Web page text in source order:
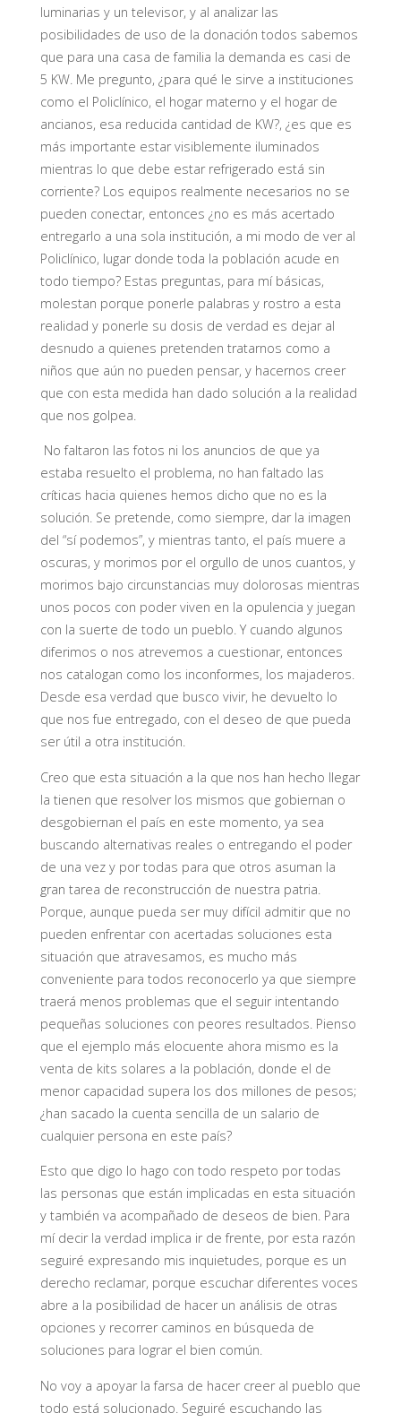
luminarias y un televisor, y al analizar las
posibilidades de uso de la donación todos sabemos
que para una casa de familia la demanda es casi de
5 KW. Me pregunto, ¿para qué le sirve a instituciones
como el Policlínico, el hogar materno y el hogar de
ancianos, esa reducida cantidad de KW?, ¿es que es
más importante estar visiblemente iluminados
mientras lo que debe estar refrigerado está sin
corriente? Los equipos realmente necesarios no se
pueden conectar, entonces ¿no es más acertado
entregarlo a una sola institución, a mi modo de ver al
Policlínico, lugar donde toda la población acude en
todo tiempo? Estas preguntas, para mí básicas,
molestan porque ponerle palabras y rostro a esta
realidad y ponerle su dosis de verdad es dejar al
desnudo a quienes pretenden tratarnos como a
niños que aún no pueden pensar, y hacernos creer
que con esta medida han dado solución a la realidad
que nos golpea.
No faltaron las fotos ni los anuncios de que ya
estaba resuelto el problema, no han faltado las
críticas hacia quienes hemos dicho que no es la
solución. Se pretende, como siempre, dar la imagen
del “sí podemos”, y mientras tanto, el país muere a
oscuras, y morimos por el orgullo de unos cuantos, y
morimos bajo circunstancias muy dolorosas mientras
unos pocos con poder viven en la opulencia y juegan
con la suerte de todo un pueblo. Y cuando algunos
diferimos o nos atrevemos a cuestionar, entonces
nos catalogan como los inconformes, los majaderos.
Desde esa verdad que busco vivir, he devuelto lo
que nos fue entregado, con el deseo de que pueda
ser útil a otra institución.
Creo que esta situación a la que nos han hecho llegar
la tienen que resolver los mismos que gobiernan o
desgobiernan el país en este momento, ya sea
buscando alternativas reales o entregando el poder
de una vez y por todas para que otros asuman la
gran tarea de reconstrucción de nuestra patria.
Porque, aunque pueda ser muy difícil admitir que no
pueden enfrentar con acertadas soluciones esta
situación que atravesamos, es mucho más
conveniente para todos reconocerlo ya que siempre
traerá menos problemas que el seguir intentando
pequeñas soluciones con peores resultados. Pienso
que el ejemplo más elocuente ahora mismo es la
venta de kits solares a la población, donde el de
menor capacidad supera los dos millones de pesos;
¿han sacado la cuenta sencilla de un salario de
cualquier persona en este país?
Esto que digo lo hago con todo respeto por todas
las personas que están implicadas en esta situación
y también va acompañado de deseos de bien. Para
mí decir la verdad implica ir de frente, por esta razón
seguiré expresando mis inquietudes, porque es un
derecho reclamar, porque escuchar diferentes voces
abre a la posibilidad de hacer un análisis de otras
opciones y recorrer caminos en búsqueda de
soluciones para lograr el bien común.
No voy a apoyar la farsa de hacer creer al pueblo que
todo está solucionado. Seguiré escuchando las